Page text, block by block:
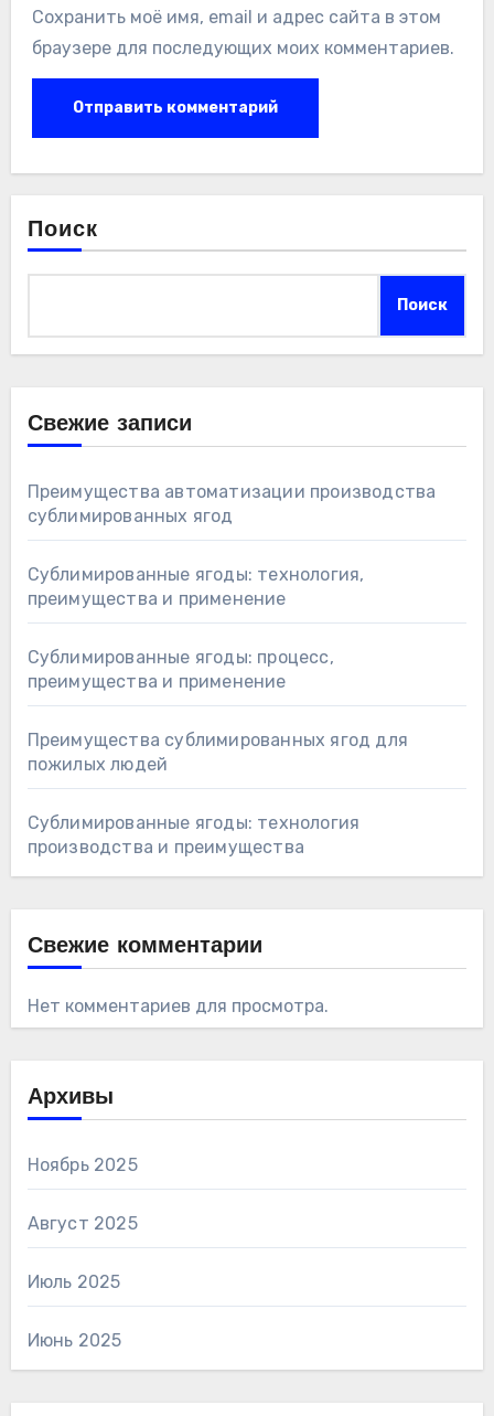
Сохранить моё имя, email и адрес сайта в этом
браузере для последующих моих комментариев.
Поиск
Поиск
Свежие записи
Преимущества автоматизации производства
сублимированных ягод
Сублимированные ягоды: технология,
преимущества и применение
Сублимированные ягоды: процесс,
преимущества и применение
Преимущества сублимированных ягод для
пожилых людей
Сублимированные ягоды: технология
производства и преимущества
Свежие комментарии
Нет комментариев для просмотра.
Архивы
Ноябрь 2025
Август 2025
Июль 2025
Июнь 2025